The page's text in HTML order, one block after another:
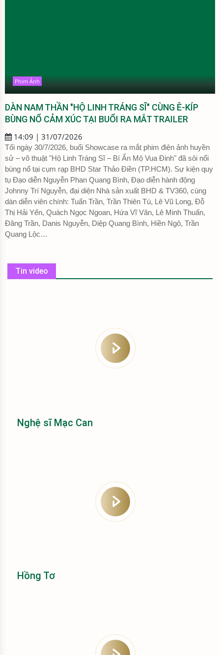
Phim Ảnh
DÀN NAM THẦN "HỘ LINH TRÁNG SĨ" CÙNG Ê-KÍP
BÙNG NỔ CẢM XÚC TẠI BUỔI RA MẮT TRAILER
14:09 | 31/07/2026
Tối ngày 30/7/2026, buổi Showcase ra mắt phim điện ảnh huyền
sử – võ thuật "Hộ Linh Tráng Sĩ – Bí Ẩn Mộ Vua Đinh" đã sôi nổi
bùng nổ tại cụm rạp BHD Star Thảo Điền (TP.HCM). Sự kiện quy
tụ Đạo diễn Nguyễn Phan Quang Bình, Đạo diễn hành động
Johnny Trí Nguyễn, đại diện Nhà sản xuất BHD & TV360, cùng
dàn diễn viên chính: Tuấn Trần, Trần Thiên Tú, Lê Vũ Long, Đỗ
Thị Hải Yến, Quách Ngọc Ngoan, Hứa Vĩ Văn, Lê Minh Thuấn,
Đăng Trần, Danis Nguyễn, Diệp Quang Bình, Hiền Ngô, Trần
Quang Lộc…
Tin video
Nghệ sĩ Mạc Can
Hồng Tơ